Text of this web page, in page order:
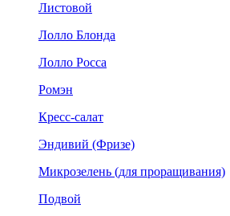
Листовой
Лолло Блонда
Лолло Росса
Ромэн
Кресс-салат
Эндивий (Фризе)
Микрозелень (для проращивания)
Подвой